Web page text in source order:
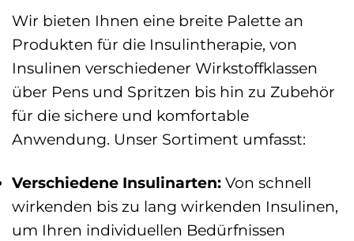
Wir bieten Ihnen eine breite Palette an
Produkten für die Insulintherapie, von
Insulinen verschiedener Wirkstoffklassen
über Pens und Spritzen bis hin zu Zubehör
für die sichere und komfortable
Anwendung. Unser Sortiment umfasst:
Verschiedene Insulinarten: Von schnell
wirkenden bis zu lang wirkenden Insulinen,
um Ihren individuellen Bedürfnissen